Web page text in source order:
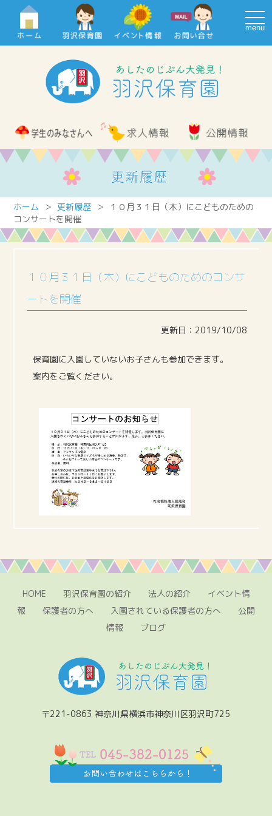
ホーム ＞ 更新履歴 ＞ １０月３１日（木）にこどものための
コンサートを開催
１０月３１日（木）にこどものためのコンサ
ートを開催
更新日：2019/10/08
保育園に入園していないお子さんも参加できます。
案内をご覧ください。
HOME 羽沢保育園の紹介 法人の紹介
イベント情
報
保護者の方へ 入園されている保護者の方へ
公開
情報
ブログ
〒221-0863 神奈川県横浜市神奈川区羽沢町725